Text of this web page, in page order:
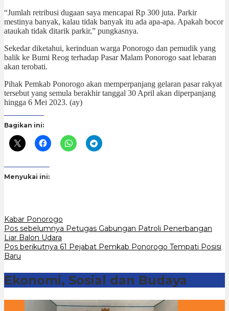
“Jumlah retribusi dugaan saya mencapai Rp 300 juta. Parkir
mestinya banyak, kalau tidak banyak itu ada apa-apa. Apakah bocor
ataukah tidak ditarik parkir,” pungkasnya.
Sekedar diketahui, kerinduan warga Ponorogo dan pemudik yang
balik ke Bumi Reog terhadap Pasar Malam Ponorogo saat lebaran
akan terobati.
Pihak Pemkab Ponorogo akan memperpanjang gelaran pasar rakyat
tersebut yang semula berakhir tanggal 30 April akan diperpanjang
hingga 6 Mei 2023. (ay)
Bagikan ini:
Menyukai ini:
Kabar Ponorogo
Navigasi
pos
Pos sebelumnya Petugas Gabungan Patroli Penerbangan
Liar Balon Udara
Pos berikutnya 61 Pejabat Pemkab Ponorogo Tempati Posisi
Baru
Ekonomi, Sosial dan Budaya